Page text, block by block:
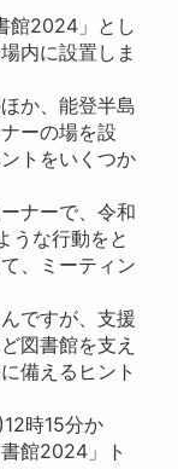
館2024」とし
内に設置しま
か、能登半島
ーの場を設
トをいくつか
ナーで、令和
うな行動をと
、ミーティン
ですが、支援
図書館を支え
備えるヒント
時15分か
館2024」ト